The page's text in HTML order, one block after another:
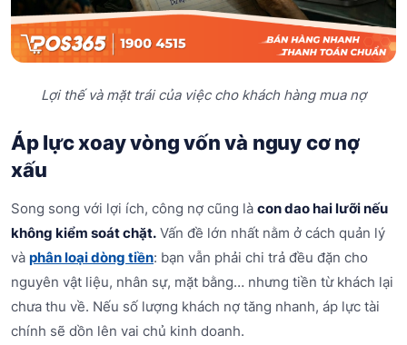
Lợi thế và mặt trái của việc cho khách hàng mua nợ
Áp lực xoay vòng vốn và nguy cơ nợ
xấu
Song song với lợi ích, công nợ cũng là con dao hai lưỡi nếu
không kiểm soát chặt. Vấn đề lớn nhất nằm ở cách quản lý
và phân loại dòng tiền: bạn vẫn phải chi trả đều đặn cho
nguyên vật liệu, nhân sự, mặt bằng… nhưng tiền từ khách lại
chưa thu về. Nếu số lượng khách nợ tăng nhanh, áp lực tài
chính sẽ dồn lên vai chủ kinh doanh.